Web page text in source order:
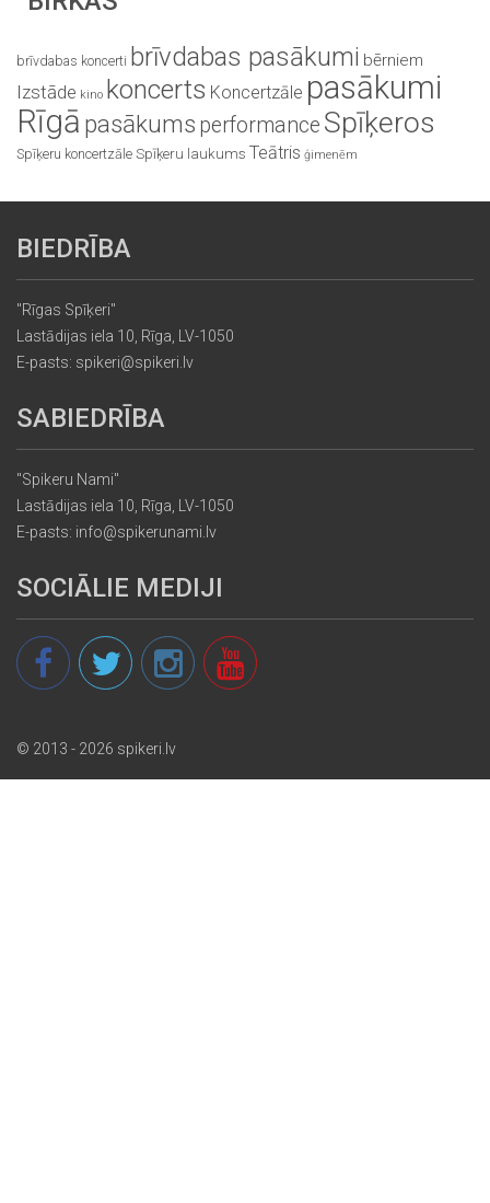
brīvdabas koncerti brīvdabas pasākumi bērniem
Izstāde kino koncerts Koncertzāle pasākumi
Rīgā pasākums performance Spīķeros
Spīķeru koncertzāle Spīķeru laukums Teātris ģimenēm
BIEDRĪBA
"Rīgas Spīķeri"
Lastādijas iela 10, Rīga, LV-1050
E-pasts: spikeri@spikeri.lv
SABIEDRĪBA
"Spikeru Nami"
Lastādijas iela 10, Rīga, LV-1050
E-pasts: info@spikerunami.lv
SOCIĀLIE MEDIJI
© 2013 - 2026 spikeri.lv